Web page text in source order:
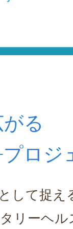
がる
ロジ
して捉え
リーヘ